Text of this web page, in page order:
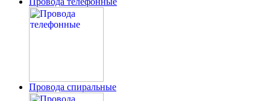
Провода спиральные